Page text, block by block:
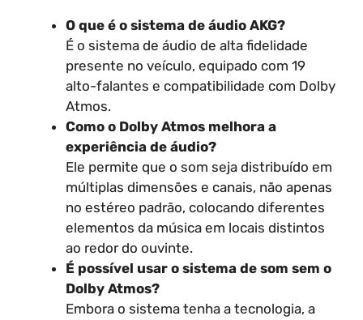
O que é o sistema de áudio AKG?
É o sistema de áudio de alta fidelidade
presente no veículo, equipado com 19
alto-falantes e compatibilidade com Dolby
Atmos.
Como o Dolby Atmos melhora a
experiência de áudio?
Ele permite que o som seja distribuído em
múltiplas dimensões e canais, não apenas
no estéreo padrão, colocando diferentes
elementos da música em locais distintos
ao redor do ouvinte.
É possível usar o sistema de som sem o
Dolby Atmos?
Embora o sistema tenha a tecnologia, a